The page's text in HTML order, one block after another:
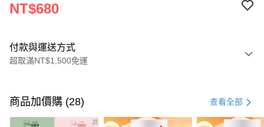
NT$680
付款與運送方式
超取滿NT$1,500免運
信用卡一次付款
LINE Pay
商品加價購 (28) 查看全部